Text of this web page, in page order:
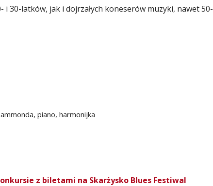
i 30-latków, jak i dojrzałych koneserów muzyki, nawet 50-
piano, harmonijka
z biletami na Skarżysko Blues Festiwal